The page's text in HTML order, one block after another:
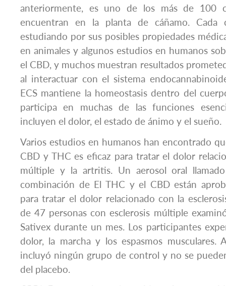
anteriormente, es uno de los más de 100
encuentran en la planta de cáñamo. Cada
estudiando por sus posibles propiedades
en animales y algunos estudios en humanos
el CBD, y muchos muestran resultados
al interactuar con el sistema
ECS mantiene la homeostasis dentro del
participa en muchas de las funciones
incluyen el dolor, el estado de ánimo y el sueño.
Varios estudios en humanos han encontrado
CBD y THC es eficaz para tratar el dolor
múltiple y la artritis. Un aerosol oral
combinación de El THC y el CBD están
para tratar el dolor relacionado con la
de 47 personas con esclerosis múltiple
Sativex durante un mes. Los participantes
dolor, la marcha y los espasmos musculares.
incluyó ningún grupo de control y no se
del placebo.